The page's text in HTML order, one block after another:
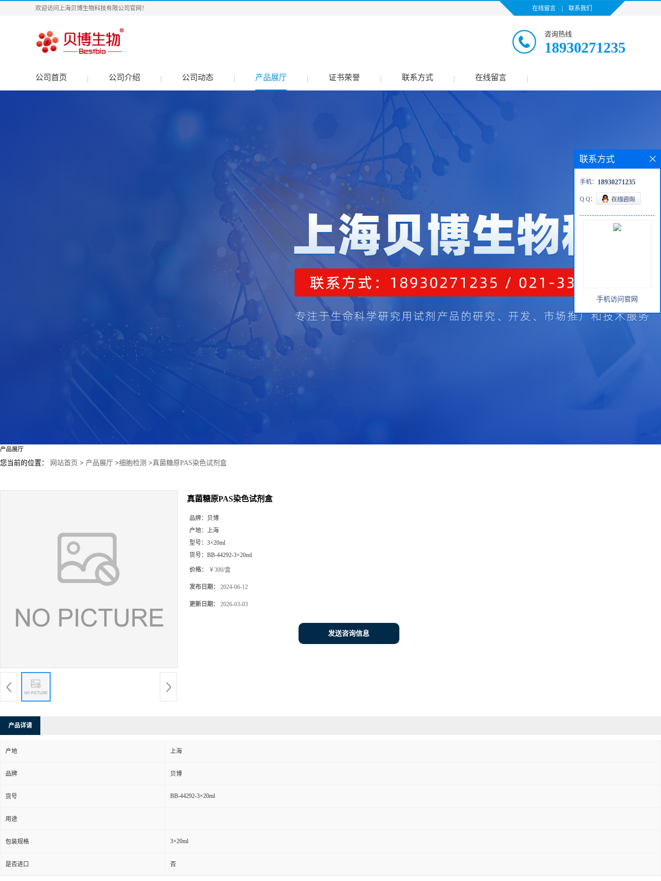
欢迎访问上海贝博生物科技有限公司官网！ 在线留言 联系我们
咨询热线
18930271235
公司首页 公司介绍 公司动态 产品展厅 证书荣誉 联系方式 在线留言
产品展厅
您当前的位置： 网站首页 > 产品展厅 >细胞检测 >真菌糖原PAS染色试剂盒
真菌糖原PAS染色试剂盒
品牌： 贝博
产地： 上海
型号： 3×20ml
货号： BB-44292-3×20ml
价格： ￥300/盒
发布日期： 2024-06-12
更新日期： 2026-03-03
发送咨询信息
产品详请
产地 上海
品牌 贝博
货号 BB-44292-3×20ml
用途
包装规格 3×20ml
是否进口 否
联系方式
手机： 18930271235
Q Q：
手机访问官网